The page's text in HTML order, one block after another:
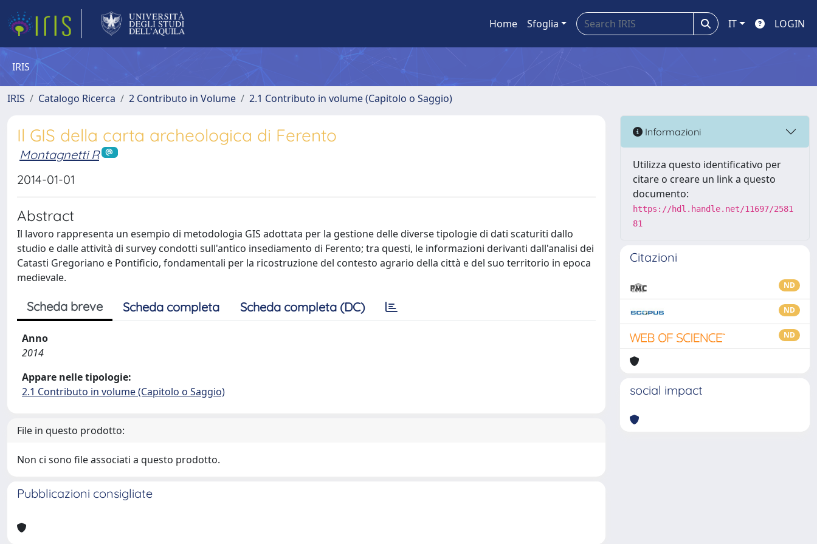
Home Sfoglia IT LOGIN
IRIS
IRIS Catalogo Ricerca 2 Contributo in Volume 2.1 Contributo in volume (Capitolo o Saggio)
Il GIS della carta archeologica di Ferento
Montagnetti R
2014-01-01
Abstract
Il lavoro rappresenta un esempio di metodologia GIS adottata per la gestione delle diverse tipologie di dati scaturiti dallo
studio e dalle attività di survey condotti sull'antico insediamento di Ferento; tra questi, le informazioni derivanti dall'analisi dei
Catasti Gregoriano e Pontificio, fondamentali per la ricostruzione del contesto agrario della città e del suo territorio in epoca
medievale.
Scheda breve Scheda completa Scheda completa (DC)
Anno
2014
Appare nelle tipologie:
2.1 Contributo in volume (Capitolo o Saggio)
File in questo prodotto:
Non ci sono file associati a questo prodotto.
Pubblicazioni consigliate
Informazioni
Utilizza questo identificativo per
citare o creare un link a questo
documento:
https://hdl.handle.net/11697/2581
81
Citazioni
ND
ND
ND
social impact